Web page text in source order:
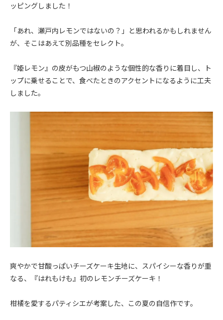
ッピングしました！
「あれ、瀬戸内レモンではないの？」と思われるかもしれません
が、そこはあえて別品種をセレクト。
『姫レモン』の皮がもつ山椒のような個性的な香りに着目し、ト
ップに乗せることで、食べたときのアクセントになるように工夫
しました。
爽やかで甘酸っぱいチーズケーキ生地に、スパイシーな香りが重
なる、『はれもけも』初のレモンチーズケーキ！
柑橘を愛するパティシエが考案した、この夏の自信作です。